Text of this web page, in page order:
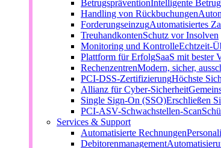
BetrugspräventionIntelligente
Handling von Rückbuchungen
ForderungseinzugAutomatisiertes
TreuhandkontenSchutz vor Insolven
Monitoring und KontrolleEchtzeit-
Plattform für ErfolgSaaS mit bester
RechenzentrenModern, sicher,
PCI-DSS-ZertifizierungHöchste
Allianz für Cyber-Sicherheit
Single Sign-On (SSO)Erschließen
PCI-ASV-Schwachstellen-Scan
Services & Support
Automatisierte Rechnungen
Debitorenmanagement